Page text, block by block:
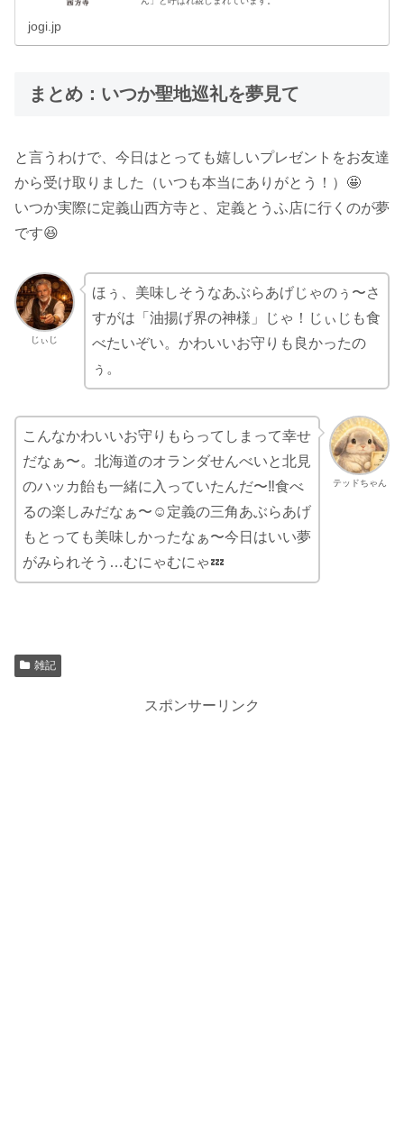
jogi.jp
まとめ：いつか聖地巡礼を夢見て
と言うわけで、今日はとっても嬉しいプレゼントをお友達
から受け取りました（いつも本当にありがとう！）🤩
いつか実際に定義山西方寺と、定義とうふ店に行くのが夢
です😆
じぃじ
ほぅ、美味しそうなあぶらあげじゃのぅ〜さ
すがは「油揚げ界の神様」じゃ！じぃじも食
べたいぞい。かわいいお守りも良かったの
ぅ。
テッドちゃん
こんなかわいいお守りもらってしまって幸せ
だなぁ〜。北海道のオランダせんべいと北見
のハッカ飴も一緒に入っていたんだ〜‼️食べ
るの楽しみだなぁ〜☺️定義の三角あぶらあげ
もとっても美味しかったなぁ〜今日はいい夢
がみられそう…むにゃむにゃ💤
雑記
スポンサーリンク